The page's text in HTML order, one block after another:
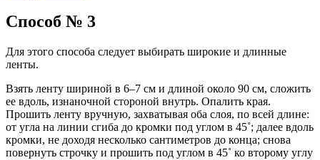
Способ № 3
Для этого способа следует выбирать широкие и длинные
ленты.
Взять ленту шириной в 6–7 см и длиной около 90 см, сложить
ее вдоль, изнаночной стороной внутрь. Опалить края.
Прошить ленту вручную, захватывая оба слоя, по всей длине:
от угла на линии сгиба до кромки под углом в 45˚; далее вдоль
кромки, не доходя несколько сантиметров до конца; снова
повернуть строчку и прошить под углом в 45˚ ко второму углу